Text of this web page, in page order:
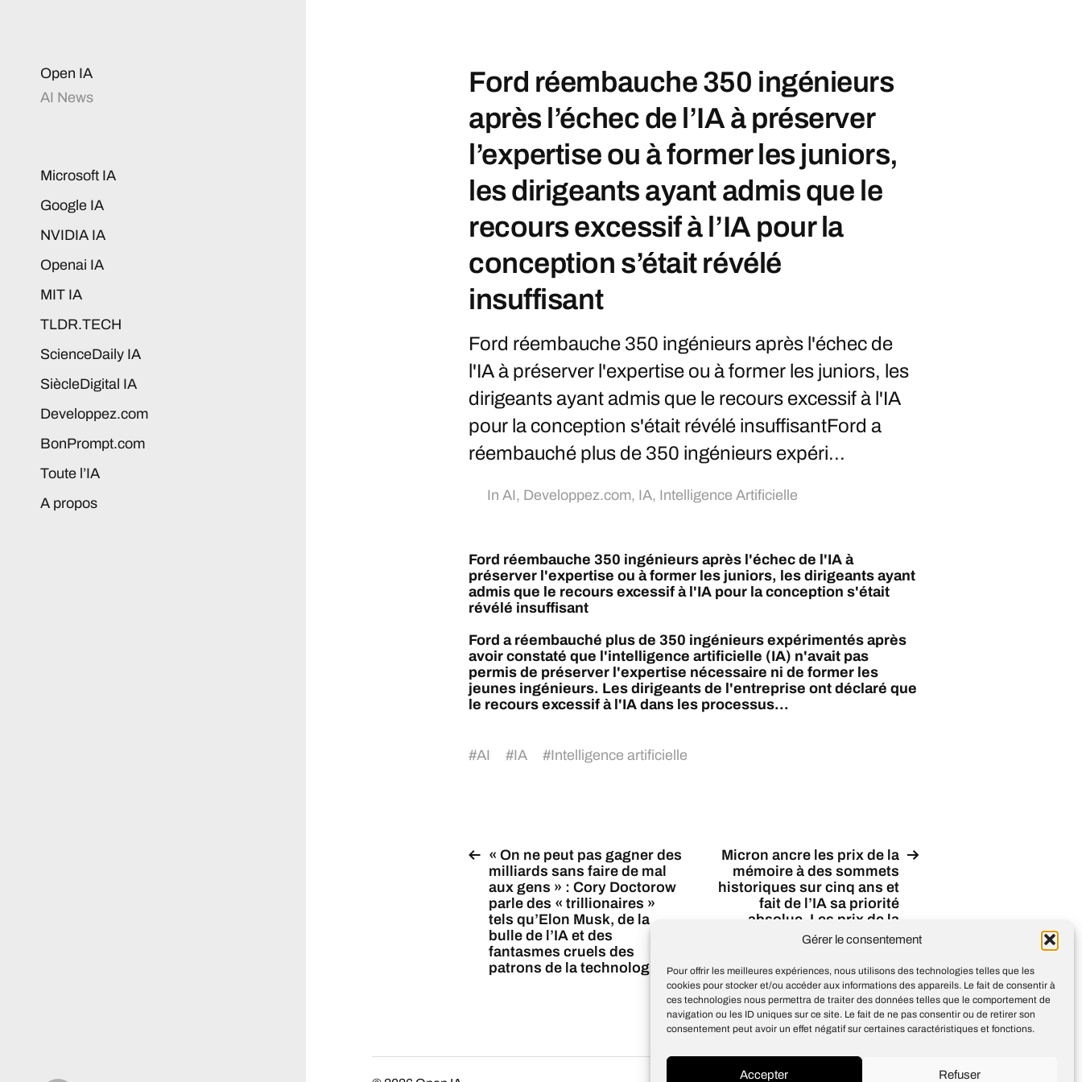
Gérer le consentement
Pour offrir les meilleures expériences, nous utilisons des technologies telles que les
cookies pour stocker et/ou accéder aux informations des appareils. Le fait de consentir à
ces technologies nous permettra de traiter des données telles que le comportement de
navigation ou les ID uniques sur ce site. Le fait de ne pas consentir ou de retirer son
consentement peut avoir un effet négatif sur certaines caractéristiques et fonctions.
Accepter Refuser
Open IA
AI News
Microsoft IA
Google IA
NVIDIA IA
Openai IA
MIT IA
TLDR.TECH
ScienceDaily IA
SiècleDigital IA
Developpez.com
BonPrompt.com
Toute l’IA
A propos
Ford réembauche 350 ingénieurs
après l’échec de l’IA à préserver
l’expertise ou à former les juniors,
les dirigeants ayant admis que le
recours excessif à l’IA pour la
conception s’était révélé
insuffisant
Ford réembauche 350 ingénieurs après l'échec de
l'IA à préserver l'expertise ou à former les juniors, les
dirigeants ayant admis que le recours excessif à l'IA
pour la conception s'était révélé insuffisantFord a
réembauché plus de 350 ingénieurs expéri...
In AI, Developpez.com, IA, Intelligence Artificielle
Ford réembauche 350 ingénieurs après l'échec de l'IA à
préserver l'expertise ou à former les juniors, les dirigeants ayant
admis que le recours excessif à l'IA pour la conception s'était
révélé insuffisant
Ford a réembauché plus de 350 ingénieurs expérimentés après
avoir constaté que l'intelligence artificielle (IA) n'avait pas
permis de préserver l'expertise nécessaire ni de former les
jeunes ingénieurs. Les dirigeants de l'entreprise ont déclaré que
le recours excessif à l'IA dans les processus...
#AI #IA #Intelligence artificielle
« On ne peut pas gagner des
milliards sans faire de mal
aux gens » : Cory Doctorow
parle des « trillionaires »
tels qu’Elon Musk, de la
bulle de l’IA et des
fantasmes cruels des
patrons de la technologie
Micron ancre les prix de la
mémoire à des sommets
historiques sur cinq ans et
fait de l’IA sa priorité
absolue. Les prix de la
DRAM ont augmenté de
plus de 90 % au T1 2026